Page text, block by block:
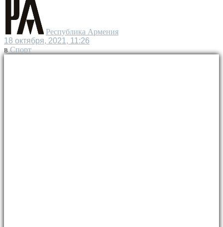
Республика Армения
18 октября, 2021, 11:26
в Спорт